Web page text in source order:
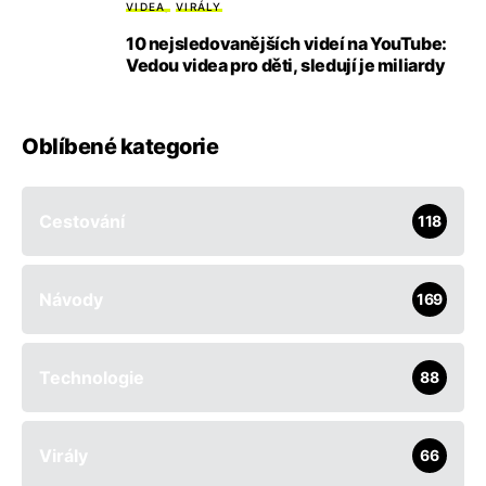
VIDEA VIRÁLY
10 nejsledovanějších videí na YouTube:
Vedou videa pro děti, sledují je miliardy
Oblíbené kategorie
Cestování 118
Návody 169
Technologie 88
Virály 66